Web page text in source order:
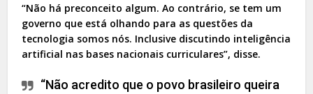
“Não há preconceito algum. Ao contrário, se tem um
governo que está olhando para as questões da
tecnologia somos nós. Inclusive discutindo inteligência
artificial nas bases nacionais curriculares”, disse.
“Não acredito que o povo brasileiro queira